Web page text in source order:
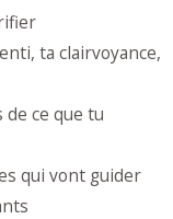
ta clairvoyance,
ce que tu
qui vont guider